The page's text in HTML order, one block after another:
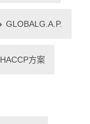
GLOBALG.A.P.
HACCP方案